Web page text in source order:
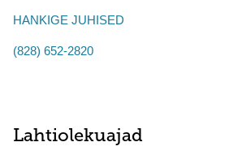
HANKIGE JUHISED
(828) 652-2820
Lahtiolekuajad